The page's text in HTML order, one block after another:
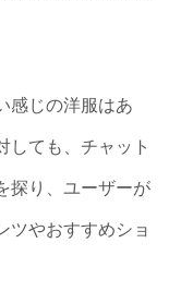
感じの洋服はあ
しても、チャット
探り、ユーザーが
ツやおすすめショ